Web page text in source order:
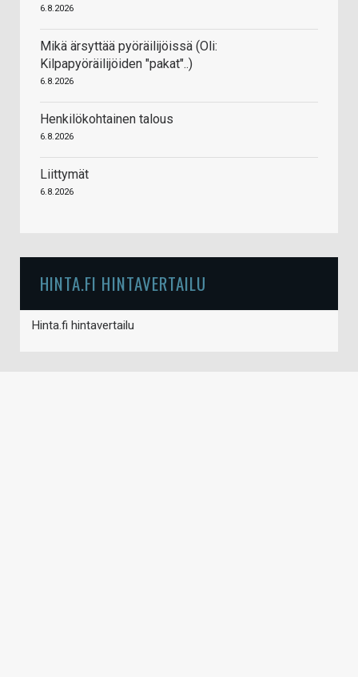
6.8.2026
Mikä ärsyttää pyöräilijöissä (Oli:
Kilpapyöräilijöiden "pakat"..)
6.8.2026
Henkilökohtainen talous
6.8.2026
Liittymät
6.8.2026
HINTA.FI HINTAVERTAILU
Hinta.fi hintavertailu